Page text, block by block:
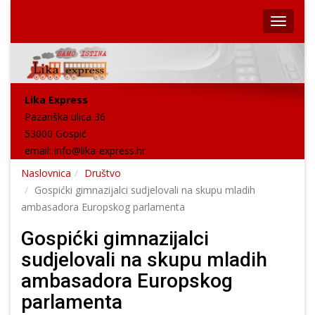
Lika Express
Pazariška ulica 36
53000 Gospić
email: info@lika-express.hr
Naslovnica
Društvo
Gospićki gimnazijalci sudjelovali na skupu mladih
ambasadora Europskog parlamenta
Gospićki gimnazijalci
sudjelovali na skupu mladih
ambasadora Europskog
parlamenta